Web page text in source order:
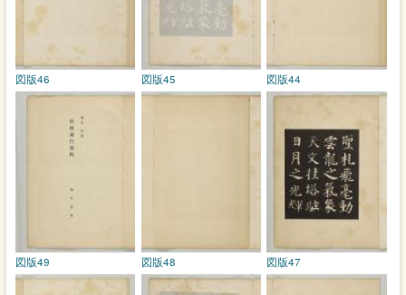
図版44
図版45
図版46
図版47
図版48
図版49